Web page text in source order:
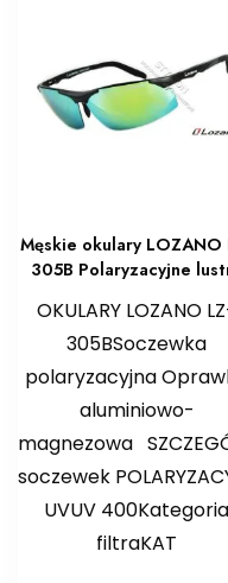
Męskie okulary LOZANO
305B Polaryzacyjne
OKULARY LOZANO
305BSoczewka
polaryzacyjna
aluminiowo-
magnezowa
soczewek
UVUV 400Kategoria
filtraKAT